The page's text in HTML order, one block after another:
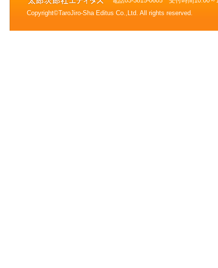
Copyright©TaroJiro-Sha Editus Co.,Ltd. All rights reserved.